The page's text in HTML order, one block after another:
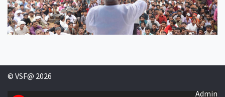
© VSF@ 2026
Admin